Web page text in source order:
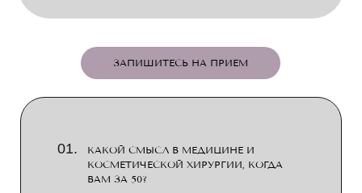
ЗАПИШИТЕСЬ НА ПРИЕМ
КАКОЙ СМЫСЛ В МЕДИЦИНЕ И
КОСМЕТИЧЕСКОЙ ХИРУРГИИ, КОГДА
ВАМ ЗА 50?